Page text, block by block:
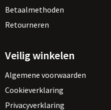
Betaalmethoden
Retourneren
Veilig winkelen
Algemene voorwaarden
Cookieverklaring
Privacyverklaring